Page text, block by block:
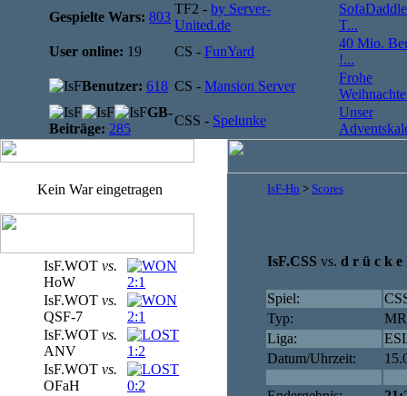
Gespielte Wars: 803
TF2 - by Server-
United.de
T...
User online: 19 CS - FunYard
40 Mio.
!...
Benutzer: 618 CS - Mansion Server
Frohe
GB-
Beiträge: 285
CSS - Spelunke
Unser
Kein War eingetragen
IsF.WOT vs.
HoW
2:1
IsF.WOT vs.
QSF-7
2:1
IsF.WOT vs.
ANV
1:2
IsF.WOT vs.
OFaH
0:2
IsF-Hp > Scores
IsF.CSS vs. d r ü c k e
Spiel:
Typ:
Liga:
Datum/Uhrzeit: